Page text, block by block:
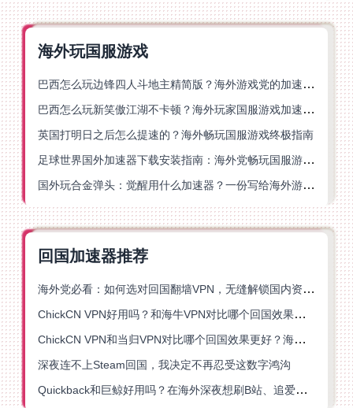
海外玩国服游戏
巴西怎么玩边锋四人斗地主精简版？海外游戏党的加速器终极选择
巴西怎么玩新笑傲江湖不卡顿？海外玩家国服游戏加速终极指南（附猫和老鼠一梦江湖实测）
英国打明日之后怎么提速的？海外畅玩国服游戏终极指南
足球世界国外加速器下载安装指南：海外党畅玩国服游戏的终极解决方案
国外玩合金弹头：觉醒用什么加速器？一份写给海外游子的畅玩指南
回国加速器推荐
海外党必看：如何选对回国翻墙VPN，无缝解锁国内资源？
ChickCN VPN好用吗？和海牛VPN对比哪个回国效果更好？
ChickCN VPN和当归VPN对比哪个回国效果更好？海外党亲测后选了它
深夜连不上Steam回国，我决定不再忍受这数字鸿沟
Quickback和巨鲸好用吗？在海外深夜想刷B站、追爱奇艺的你，或许正需要这份答案